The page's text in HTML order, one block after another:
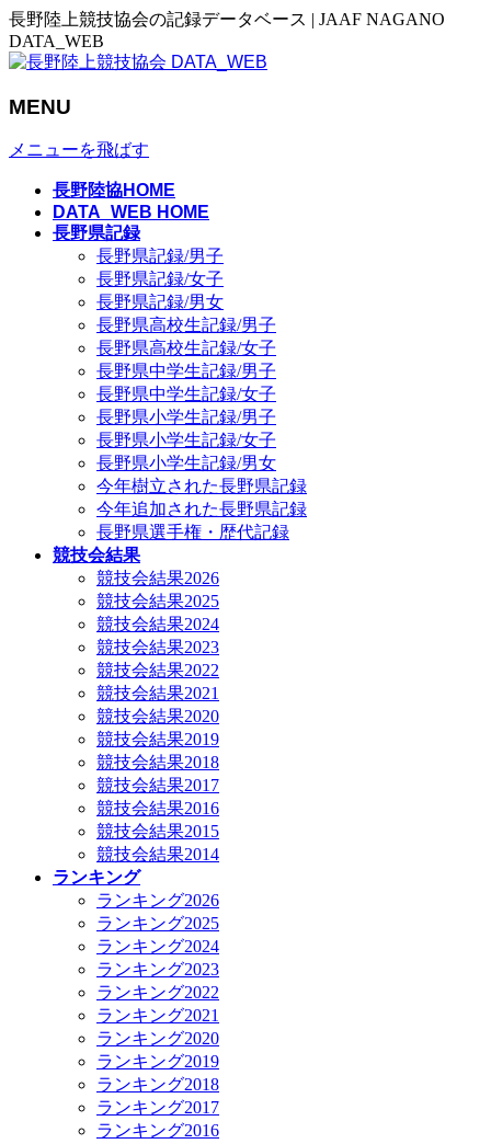
長野陸上競技協会の記録データベース | JAAF NAGANO
DATA_WEB
MENU
メニューを飛ばす
長野陸協HOME
DATA_WEB HOME
長野県記録
長野県記録/男子
長野県記録/女子
長野県記録/男女
長野県高校生記録/男子
長野県高校生記録/女子
長野県中学生記録/男子
長野県中学生記録/女子
長野県小学生記録/男子
長野県小学生記録/女子
長野県小学生記録/男女
今年樹立された長野県記録
今年追加された長野県記録
長野県選手権・歴代記録
競技会結果
競技会結果2026
競技会結果2025
競技会結果2024
競技会結果2023
競技会結果2022
競技会結果2021
競技会結果2020
競技会結果2019
競技会結果2018
競技会結果2017
競技会結果2016
競技会結果2015
競技会結果2014
ランキング
ランキング2026
ランキング2025
ランキング2024
ランキング2023
ランキング2022
ランキング2021
ランキング2020
ランキング2019
ランキング2018
ランキング2017
ランキング2016